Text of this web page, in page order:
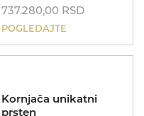
737.280,00 RSD
POGLEDAJTE
Kornjača unikatni
prsten